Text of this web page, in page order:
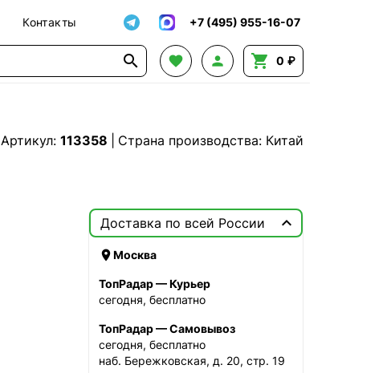
Контакты +7 (495) 955-16-07
    0 ₽
Артикул: 113358 Страна производства: Китай
Доставка по всей России 
Москва
ТопРадар — Курьер
сегодня, бесплатно
ТопРадар — Самовывоз
сегодня, бесплатно
наб. Бережковская, д. 20, стр. 19